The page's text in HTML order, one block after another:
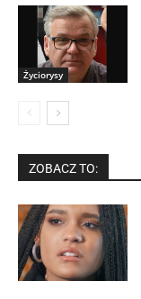
Życiorysy
ZOBACZ TO: